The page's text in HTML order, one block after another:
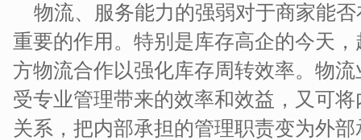
物流、服务能力的强弱对于商家能
重要的作用。特别是库存高企的今天
方物流合作以强化库存周转效率。物
受专业管理带来的效率和效益，又可
关系，把内部承担的管理职责变为外